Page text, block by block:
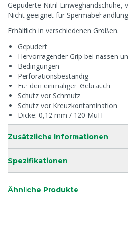
Gepuderte Nitril Einweghandschuhe,
Nicht geeignet für
Erhältlich in verschiedenen Größen.
Gepudert
Hervorragender Grip bei nassen
Bedingungen
Perforationsbeständig
Für den einmaligen Gebrauch
Schutz vor Schmutz
Schutz vor Kreuzkontamination
Dicke: 0,12 mm / 120 MuH
Zusätzliche Informationen
Spezifikationen
Ähnliche Produkte